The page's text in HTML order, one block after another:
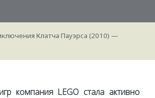
Клатча Пауэрса (2010) —
компания LEGO стала активно